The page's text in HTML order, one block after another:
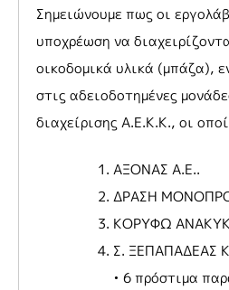
Σημειώνουμε πως οι
υποχρέωση να
οικοδομικά υλικά (μπάζα),
στις αδειοδοτημένες
διαχείρισης Α.Ε.Κ.Κ., οι
ΑΞΟΝΑΣ Α.Ε..
ΔΡΑΣΗ
ΚΟΡΥΦΩ
Σ. ΞΕΠΑΠΑΔΕΑΣ
• 6 πρόστιμα